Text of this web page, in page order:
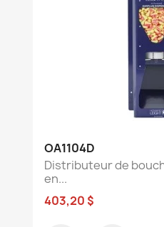
OA1104D
Distributeur de
en...
403,20 $